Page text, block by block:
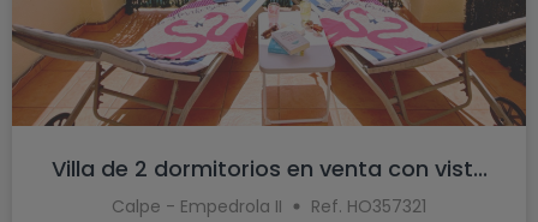
Villa de 2 dormitorios en venta con vist...
Calpe - Empedrola II Ref. HO357321